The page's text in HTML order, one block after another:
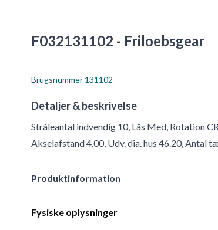
F032131102 - Friloebsgear
Brugsnummer 131102
Detaljer & beskrivelse
Stråleantal indvendig 10, Lås Med, Rotation
Akselafstand 4.00, Udv. dia. hus 46.20, Antal
Produktinformation
Fysiske oplysninger